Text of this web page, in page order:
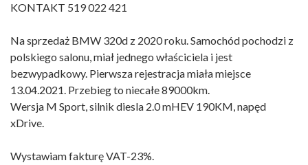
KONTAKT 519 022 421
Na sprzedaż BMW 320d z 2020 roku. Samochód pochodzi z
polskiego salonu, miał jednego właściciela i jest
bezwypadkowy. Pierwsza rejestracja miała miejsce
13.04.2021. Przebieg to niecałe 89000km.
Wersja M Sport, silnik diesla 2.0 mHEV 190KM, napęd
xDrive.
Wystawiam fakturę VAT-23%.